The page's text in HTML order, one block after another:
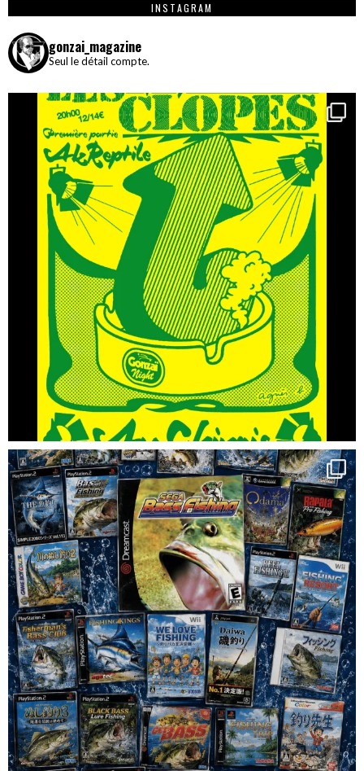
INSTAGRAM
gonzai_magazine
Seul le détail compte.